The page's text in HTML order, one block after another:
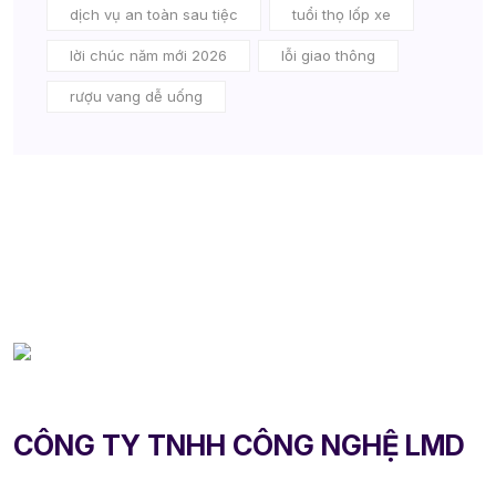
dịch vụ an toàn sau tiệc tuổi thọ lốp xe
lời chúc năm mới 2026 lỗi giao thông
rượu vang dễ uống
CÔNG TY TNHH CÔNG NGHỆ LMD